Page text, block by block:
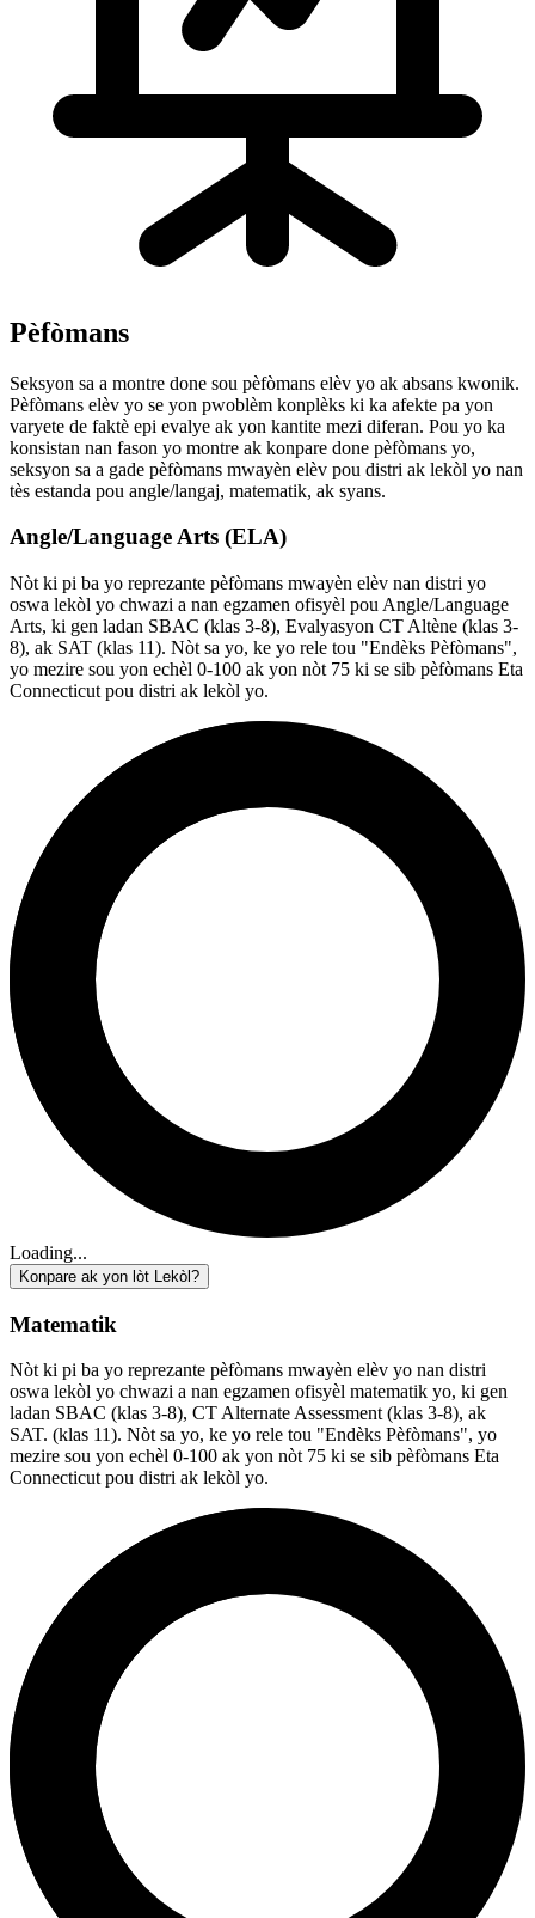
Pèfòmans
Seksyon sa a montre done sou pèfòmans elèv yo ak absans kwonik.
Pèfòmans elèv yo se yon pwoblèm konplèks ki ka afekte pa yon
varyete de faktè epi evalye ak yon kantite mezi diferan. Pou yo ka
konsistan nan fason yo montre ak konpare done pèfòmans yo,
seksyon sa a gade pèfòmans mwayèn elèv pou distri ak lekòl yo nan
tès estanda pou angle/langaj, matematik, ak syans.
Angle/Language Arts (ELA)
Nòt ki pi ba yo reprezante pèfòmans mwayèn elèv nan distri yo
oswa lekòl yo chwazi a nan egzamen ofisyèl pou Angle/Language
Arts, ki gen ladan SBAC (klas 3-8), Evalyasyon CT Altène (klas 3-
8), ak SAT (klas 11). Nòt sa yo, ke yo rele tou "Endèks Pèfòmans",
yo mezire sou yon echèl 0-100 ak yon nòt 75 ki se sib pèfòmans Eta
Connecticut pou distri ak lekòl yo.
Loading...
Konpare ak yon lòt Lekòl?
Matematik
Nòt ki pi ba yo reprezante pèfòmans mwayèn elèv yo nan distri
oswa lekòl yo chwazi a nan egzamen ofisyèl matematik yo, ki gen
ladan SBAC (klas 3-8), CT Alternate Assessment (klas 3-8), ak
SAT. (klas 11). Nòt sa yo, ke yo rele tou "Endèks Pèfòmans", yo
mezire sou yon echèl 0-100 ak yon nòt 75 ki se sib pèfòmans Eta
Connecticut pou distri ak lekòl yo.